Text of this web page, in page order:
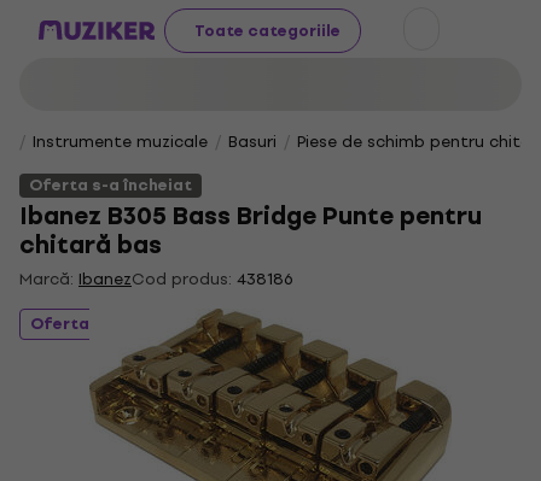
Toate categoriile
Instrumente muzicale Basuri
Piese de schimb pentru
Oferta s-a încheiat
Ibanez B305 Bass Bridge Punte pentru
chitară bas
Marcă: IbanezCod produs: 438186
Oferta s-a încheiat